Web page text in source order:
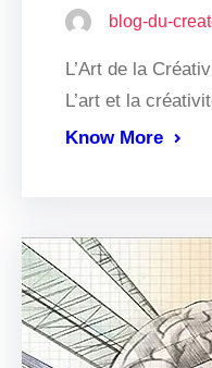
blog-du-
L’Art de la
L’art et la
Know More